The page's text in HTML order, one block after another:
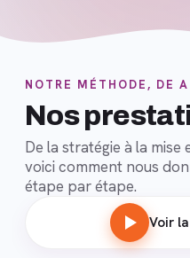
NOTRE MÉTHODE, DE
Nos
De la stratégie à la mise
voici comment nous
étape par étape.
Voir